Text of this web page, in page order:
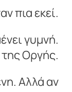
πια εκεί.
γυμνή.
Οργής.
Αλλά αν